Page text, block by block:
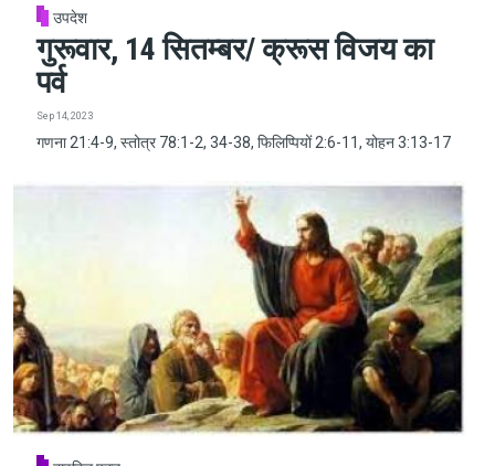
उपदेश
गुरूवार, 14 सितम्बर/ क्रूस विजय का
पर्व
Sep 14, 2023
गणना 21:4-9, स्तोत्र 78:1-2, 34-38, फिलिप्पियों 2:6-11, योहन 3:13-17